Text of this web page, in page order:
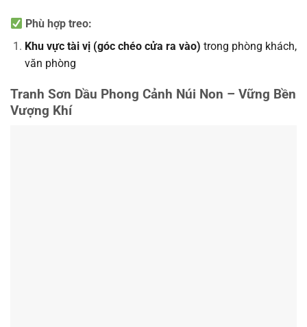
Phù hợp treo:
Khu vực tài vị (góc chéo cửa ra vào) trong phòng khách,
văn phòng
Tranh Sơn Dầu Phong Cảnh Núi Non – Vững Bền
Vượng Khí